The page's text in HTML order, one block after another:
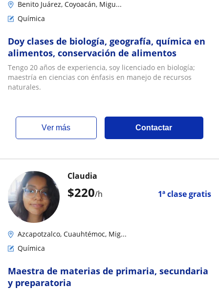
Benito Juárez, Coyoacán, Migu...
Química
Doy clases de biología, geografía, química en
alimentos, conservación de alimentos
Tengo 20 años de experiencia, soy licenciado en biología;
maestría en ciencias con énfasis en manejo de recursos
naturales.
ver más Contactar
$220/h 1ª clase gratis
Claudia
Azcapotzalco, Cuauhtémoc, Mig...
Química
Maestra de materias de primaria, secundaria
y preparatoria